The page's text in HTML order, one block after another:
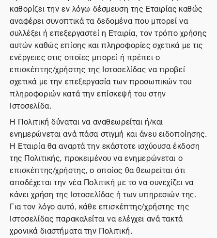
καθορίζει την εν λόγω δέσμευση της Εταιρίας καθώς
αναφέρει συνοπτικά τα δεδομένα που μπορεί να
συλλέξει ή επεξεργαστεί η Εταιρία, τον τρόπο χρήσης
αυτών καθώς επίσης και πληροφορίες σχετικά με τις
ενέργειες στις οποίες μπορεί ή πρέπει ο
επισκέπτης/χρήστης της Ιστοσελίδας να προβεί
σχετικά με την επεξεργασία των προσωπικών του
πληροφοριών κατά την επίσκεψή του στην
Ιστοσελίδα.
Η Πολιτική δύναται να αναθεωρείται ή/και
ενημερώνεται ανά πάσα στιγμή και άνευ ειδοποίησης.
Η Εταιρία θα αναρτά την εκάστοτε ισχύουσα έκδοση
της Πολιτικής, προκειμένου να ενημερώνεται ο
επισκέπτης/χρήστης, ο οποίος θα θεωρείται ότι
αποδέχεται την νέα Πολιτική με το να συνεχίζει να
κάνει χρήση της Ιστοσελίδας ή των υπηρεσιών της.
Για τον λόγο αυτό, κάθε επισκέπτης/χρήστης της
Ιστοσελίδας παρακαλείται να ελέγχει ανά τακτά
χρονικά διαστήματα την Πολιτική.